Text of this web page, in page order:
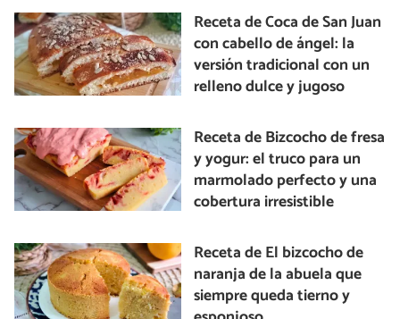
Receta de Coca de San Juan
con cabello de ángel: la
versión tradicional con un
relleno dulce y jugoso
Receta de Bizcocho de fresa
y yogur: el truco para un
marmolado perfecto y una
cobertura irresistible
Receta de El bizcocho de
naranja de la abuela que
siempre queda tierno y